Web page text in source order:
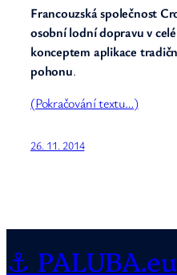
Francouzská společnost
osobní lodní dopravu v
konceptem aplikace
pohonu.
(Pokračování textu…)
26. 11. 2014
⚓ PALUBA.eu